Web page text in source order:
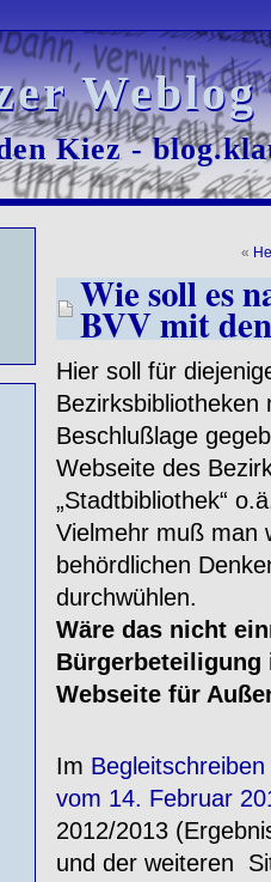
Kiez -
Kiez -
«
Wie soll es
BVV mit
Hier soll für
Bezirksbibliotheken
Beschlußlage
Webseite des
„Stadtbibliothek“
Vielmehr muß man
behördlichen
durchwühlen.
Wäre das nicht
Bürgerbeteiligung
Webseite für
Im
vom 14. Februar
2012/2013
und der weiteren